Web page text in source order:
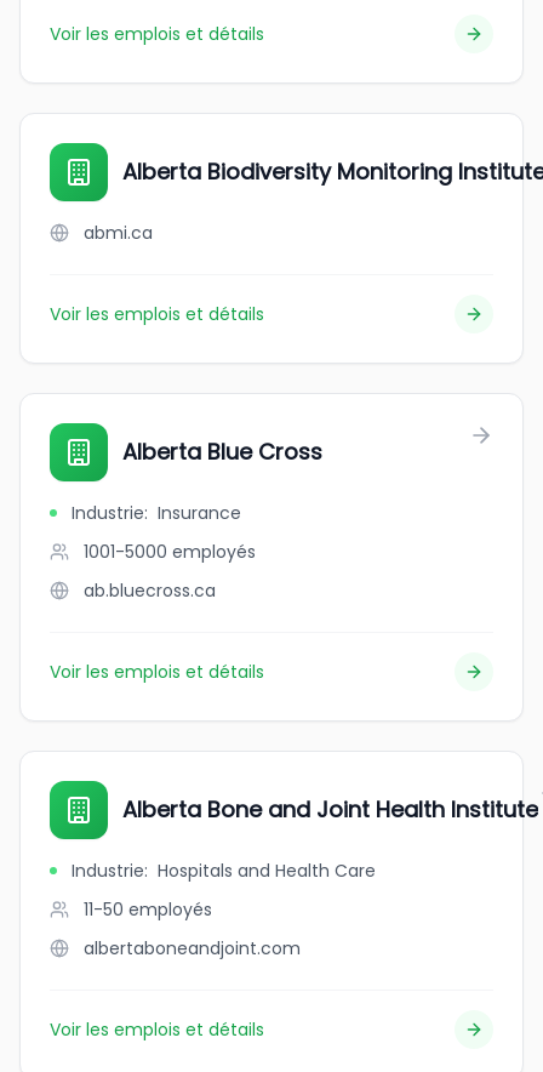
Voir les emplois et détails
Alberta Biodiversity Monitoring
abmi.ca
Voir les emplois et détails
Alberta Blue Cross
Industrie: Insurance
1001-5000 employés
ab.bluecross.ca
Voir les emplois et détails
Alberta Bone and Joint Health Institute
Industrie: Hospitals and Health Care
11-50 employés
albertaboneandjoint.com
Voir les emplois et détails